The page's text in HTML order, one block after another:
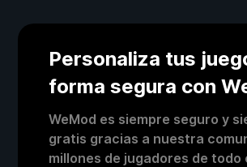
Personaliza tus
forma segura con
WeMod es siempre seguro y
gratis gracias a nuestra
millones de jugadores de todo